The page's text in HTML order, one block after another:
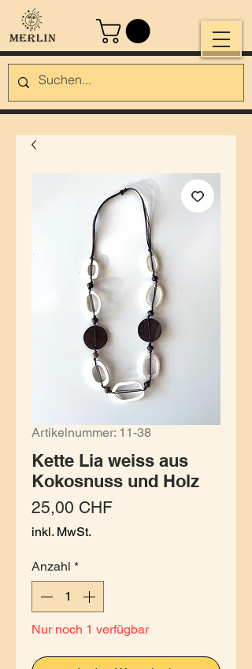
Artikelnummer: 11-38
Kette Lia weiss aus
Kokosnuss und Holz
25,00 CHFPreis
inkl. MwSt.
Anzahl *
Nur noch 1 verfügbar